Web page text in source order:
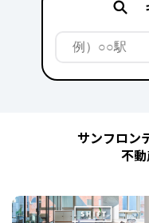
サンフロン
不